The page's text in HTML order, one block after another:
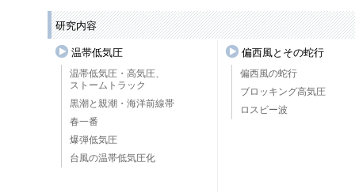
研究内容
温帯低気圧
温帯低気圧・高気圧、
ストームトラック
黒潮と親潮・海洋前線帯
春一番
爆弾低気圧
台風の温帯低気圧化
偏西風とその蛇行
偏西風の蛇行
ブロッキング高気圧
ロスビー波